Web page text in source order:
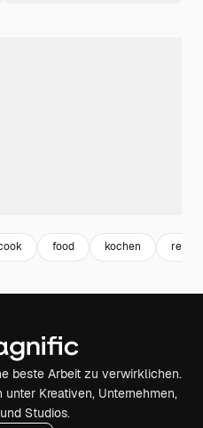
food kochen
beste Arbeit zu verwirklichen.
Kreativen, Unternehmen,
Studios.